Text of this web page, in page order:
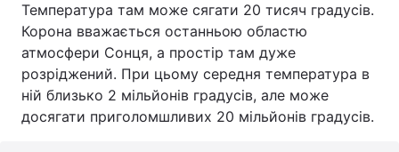
Температура там може сягати 20 тисяч градусів.
Корона вважається останньою областю
атмосфери Сонця, а простір там дуже
розріджений. При цьому середня температура в
ній близько 2 мільйонів градусів, але може
досягати приголомшливих 20 мільйонів градусів.